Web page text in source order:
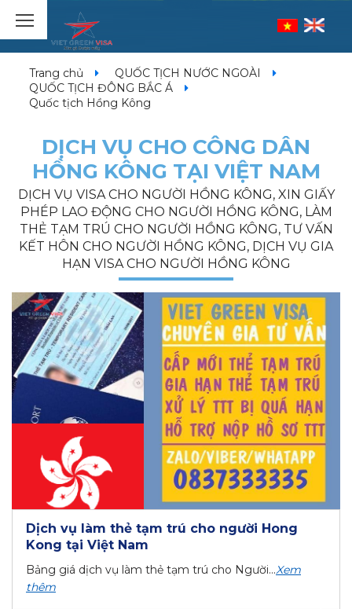
Trang chủ
QUỐC TỊCH NƯỚC NGOÀI
QUỐC TỊCH ĐÔNG BẮC Á
Quốc tịch Hồng Kông
DỊCH VỤ CHO CÔNG DÂN
HỒNG KÔNG TẠI VIỆT NAM
DỊCH VỤ VISA CHO NGƯỜI HỒNG KÔNG, XIN GIẤY
PHÉP LAO ĐỘNG CHO NGƯỜI HỒNG KÔNG, LÀM
THẺ TẠM TRÚ CHO NGƯỜI HỒNG KÔNG, TƯ VẤN
KẾT HÔN CHO NGƯỜI HỒNG KÔNG, DỊCH VỤ GIA
HẠN VISA CHO NGƯỜI HỒNG KÔNG
Dịch vụ làm thẻ tạm trú cho người Hong
Kong tại Việt Nam
Bảng giá dịch vụ làm thẻ tạm trú cho Người...Xem
thêm